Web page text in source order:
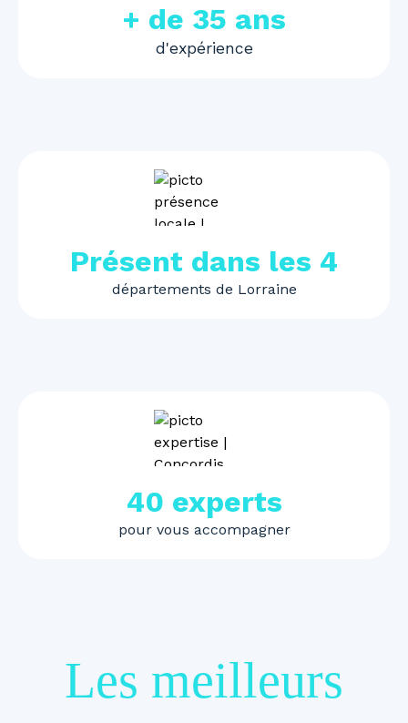
+ de 35 ans
d'expérience
Présent dans les 4
départements de Lorraine
40 experts
pour vous accompagner
Les meilleurs